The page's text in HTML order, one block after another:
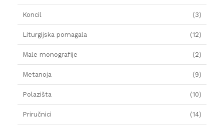
Koncil (3)
Liturgijska pomagala (12)
Male monografije (2)
Metanoja (9)
Polazišta (10)
Priručnici (14)